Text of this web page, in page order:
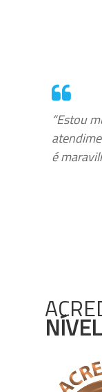
“Estou
é